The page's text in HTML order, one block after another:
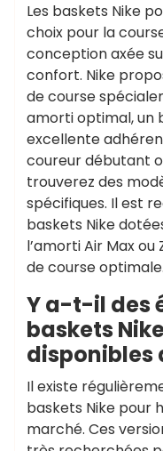
Les baskets Nike
choix pour la
conception axée
confort. Nike
de course
amorti optimal, un
excellente
coureur débutant
trouverez des
spécifiques. Il est
baskets Nike
l’amorti Air Max
de course optimale.
Y a-t-il des
baskets
disponibles
Il existe
baskets Nike pour
marché. Ces